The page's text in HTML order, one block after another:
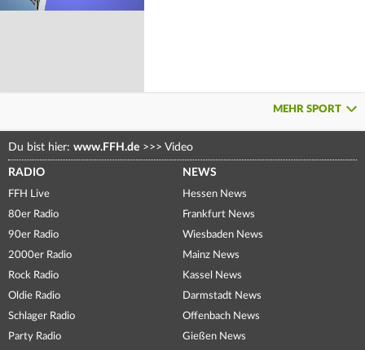
MEHR SPORT
Du bist hier: www.FFH.de >>> Video
RADIO
FFH Live
80er Radio
90er Radio
2000er Radio
Rock Radio
Oldie Radio
Schlager Radio
Party Radio
NEWS
Hessen News
Frankfurt News
Wiesbaden News
Mainz News
Kassel News
Darmstadt News
Offenbach News
Gießen News